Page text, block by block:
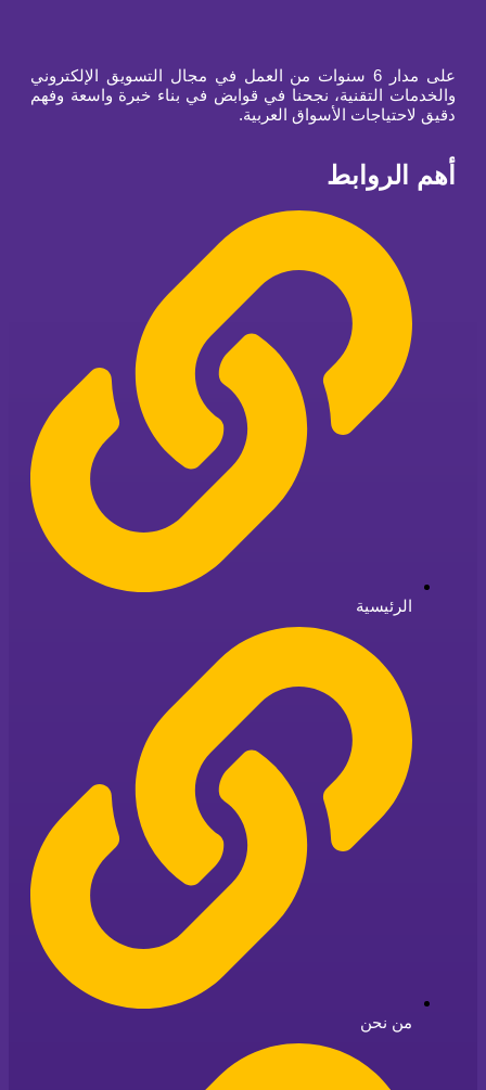
على مدار 6 سنوات من العمل في مجال التسويق الإلكتروني
والخدمات التقنية، نجحنا في قوابض في بناء خبرة واسعة وفهم
دقيق لاحتياجات الأسواق العربية.
أهم الروابط
الرئيسية
من نحن